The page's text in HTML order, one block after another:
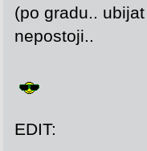
(po gradu..
nepostoji..
EDIT: